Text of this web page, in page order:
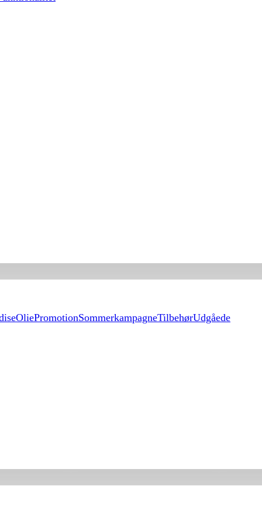
OliePromotionSommerkampagneTilbehørUdgåede